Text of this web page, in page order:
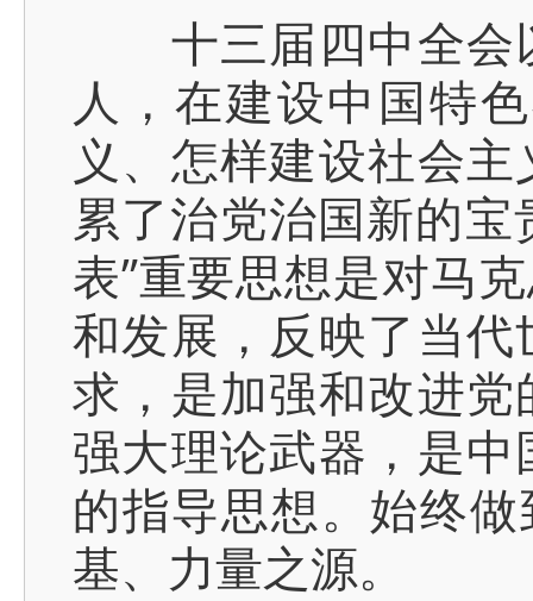
十三届四中全会
人，在建设中国特
义、怎样建设社会
累了治党治国新的宝
表”重要思想是对马
和发展，反映了当
求，是加强和改进
强大理论武器，是
的指导思想。始终
基、力量之源。